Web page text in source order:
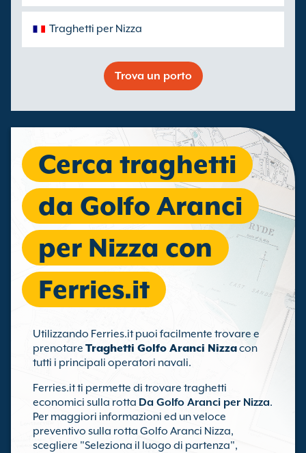
Traghetti per Nizza
Trova un porto
Cerca traghetti
da Golfo Aranci
per Nizza con
Ferries.it
Utilizzando Ferries.it puoi facilmente trovare e
prenotare Traghetti Golfo Aranci Nizzacon
tutti i principali operatori navali.
Ferries.it ti permette di trovare traghetti
economici sulla rotta Da Golfo Aranci per Nizza.
Per maggiori informazioni ed un veloce
preventivo sulla rotta Golfo Aranci Nizza,
scegliere "Seleziona il luogo di partenza",